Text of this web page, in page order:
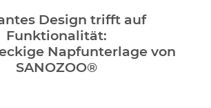
Design trifft auf
Funktionalität:
Napfunterlage von
SANOZOO®